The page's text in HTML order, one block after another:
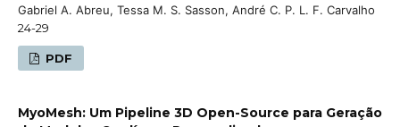
Gabriel A. Abreu, Tessa M. S. Sasson, André C. P. L. F. Carvalho
24-29
PDF
MyoMesh: Um Pipeline 3D Open-Source para Geração